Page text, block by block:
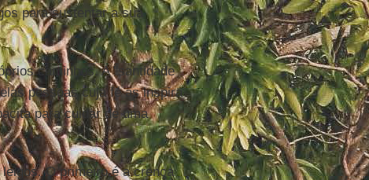
para sustentar a sua
caminhos. A "santidade
pessoas cuja fé as inspira
para cuidar de uma
O primeiro é a crença